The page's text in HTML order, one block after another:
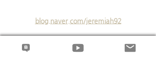
blog.naver.com/jeremiah92